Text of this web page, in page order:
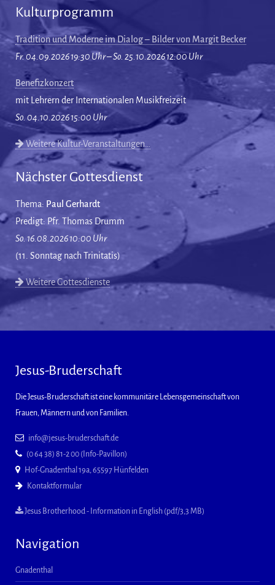
Kulturprogramm
Tradition und Moderne im Dialog – Bilder von Margit Becker
Fr. 04.09.2026 19:30 Uhr – So. 25.10.2026 12:00 Uhr
Benefizkonzert
mit Lehrern der Internationalen Musikfreizeit
So. 04.10.2026 15:00 Uhr
Weitere Kultur-Veranstaltungen…
Nächster Gottesdienst
Thema: Paul Gerhardt
Predigt: Pfr. Thomas Drumm
So. 16.08.2026 10:00 Uhr
(11. Sonntag nach Trinitatis)
Weitere Gottesdienste
Jesus-Bruderschaft
Die Jesus-Bruderschaft ist eine kommunitäre Lebensgemeinschaft von
Frauen, Männern und von Familien.
info@jesus-bruderschaft.de
(0 64 38) 81-2 00 (Info-Pavillon)
Hof-Gnadenthal 19a, 65597 Hünfelden
Kontaktformular
Jesus Brotherhood - Information in English (pdf/3,3 MB)
Navigation
Gnadenthal